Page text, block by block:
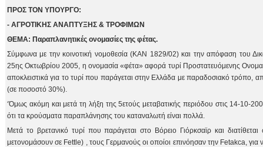
ΠΡΟΣ ΤΟΝ ΥΠΟΥΡΓΟ:
- ΑΓΡΟΤΙΚΗΣ ΑΝΑΠΤΥΞΗΣ & ΤΡΟΦΙΜΩΝ
ΘΕΜΑ: Παραπλανητικές ονομασίες της φέτας.
Σύμφωνα με την κοινοτική νομοθεσία (ΚΑΝ 1829/02) και την απόφαση του
25ης Οκτωβρίου 2005, η ονομασία «φέτα» αφορά τυρί Προστατευόμενης
αποκλειστικά για το τυρί που παράγεται στην Ελλάδα με παραδοσιακό τρόπο,
(σε ποσοστό 30%).
‘Όμως ακόμη και μετά τη λήξη της 5ετούς μεταβατικής περιόδου στις 14-10-
ότι τα κρούσματα παραπλάνησης του καταναλωτή είναι πολλά.
Μετά το βρετανικό τυρί που παράγεται στο Βόρειο Γιόρκσαϊρ και
μετονομάσουν σε Fettle) , τους Γερμανούς οι οποίοι επινόησαν την Fetakca,